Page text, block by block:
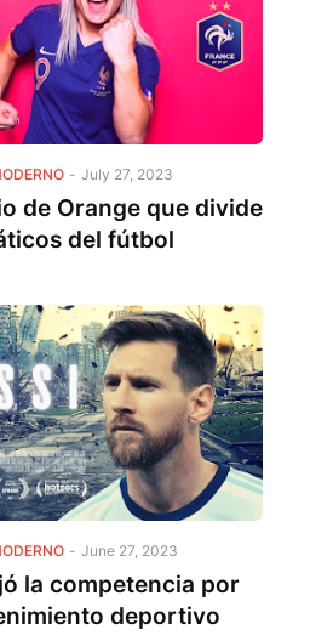
- July 27, 2023
de Orange que divide
del fútbol
- June 27, 2023
la competencia por
deportivo